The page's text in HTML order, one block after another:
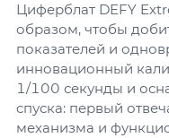
Циферблат DEFY
образом, чтобы
показателей и
инновационный
1/100 секунды и
спуска: первый
механизма и